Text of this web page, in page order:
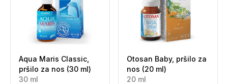
Aqua Maris Classic,
pršilo za nos (30 ml)
30 ml
Otosan Baby, pršilo za
nos (20 ml)
20 ml